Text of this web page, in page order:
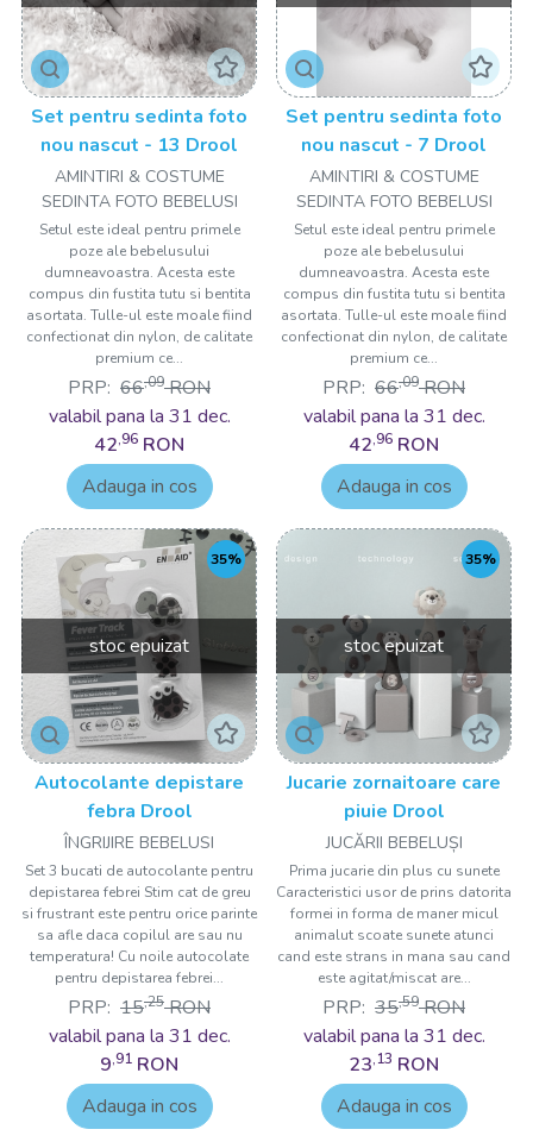
Set pentru sedinta foto
nou nascut - 13 Drool
AMINTIRI & COSTUME
SEDINTA FOTO BEBELUSI
Setul este ideal pentru primele
poze ale bebelusului
dumneavoastra. Acesta este
compus din fustita tutu si bentita
asortata. Tulle-ul este moale fiind
confectionat din nylon, de calitate
premium ce...
PRP: 66,09 RON
valabil pana la 31 dec.
42,96 RON
Adauga in cos
Set pentru sedinta foto
nou nascut - 7 Drool
AMINTIRI & COSTUME
SEDINTA FOTO BEBELUSI
Setul este ideal pentru primele
poze ale bebelusului
dumneavoastra. Acesta este
compus din fustita tutu si bentita
asortata. Tulle-ul este moale fiind
confectionat din nylon, de calitate
premium ce...
PRP: 66,09 RON
valabil pana la 31 dec.
42,96 RON
Adauga in cos
stoc epuizat
35%
Autocolante depistare
febra Drool
ÎNGRIJIRE BEBELUSI
Set 3 bucati de autocolante pentru
depistarea febrei Stim cat de greu
si frustrant este pentru orice parinte
sa afle daca copilul are sau nu
temperatura! Cu noile autocolate
pentru depistarea febrei...
PRP: 15,25 RON
valabil pana la 31 dec.
9,91 RON
Adauga in cos
stoc epuizat
35%
Jucarie zornaitoare care
piuie Drool
JUCĂRII BEBELUȘI
Prima jucarie din plus cu sunete
Caracteristici usor de prins datorita
formei in forma de maner micul
animalut scoate sunete atunci
cand este strans in mana sau cand
este agitat/miscat are...
PRP: 35,59 RON
valabil pana la 31 dec.
23,13 RON
Adauga in cos